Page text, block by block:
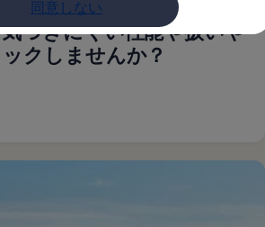
同意しない
Variant お乗り換えを10万円補助
アンバサダープログラム
ャルサービス
ナンシャルサービス
マーポータル 登録・ログイン
づきにくい性能や扱いや
クしませんか？